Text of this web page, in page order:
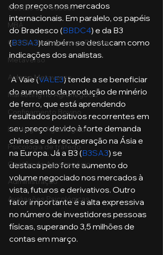
Gestão de Pessoas
MBA
Gestão de Segurança Publica
Metaverso
Aula no Metaverso
Marketing no Agronegócio
Confinamento Bovino
Holding no Agronegócio
Psicologia de tráfego
Gestão do Agronegócio
Administração
Avaliações Psicológicas
dos preços nos mercados
internacionais. Em paralelo, os papéis
do Bradesco (BBDC4) e da B3
(B3SA3)também se destacam como
indicações dos analistas.
A Vale (VALE3) tende a se beneficiar
do aumento da produção de minério
de ferro, que está aprendendo
resultados positivos recorrentes em
seu preço devido à forte demanda
chinesa e da recuperação na Ásia e
na Europa. Já a B3 (B3SA3) se
destaca pelo forte aumento do
volume negociado nos mercados à
vista, futuros e derivativos. Outro
fator importante é a alta expressiva
no número de investidores pessoas
físicas, superando 3,5 milhões de
contas em março.